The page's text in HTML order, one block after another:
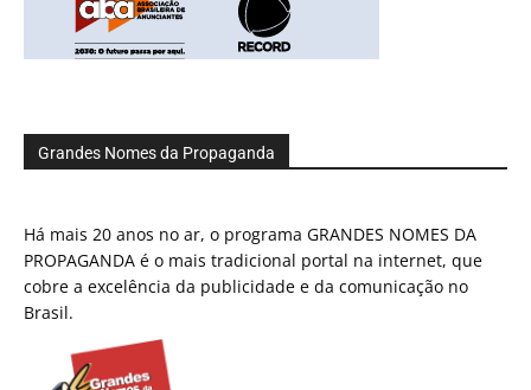
Grandes Nomes da Propaganda
Há mais 20 anos no ar, o programa GRANDES NOMES DA
PROPAGANDA é o mais tradicional portal na internet, que
cobre a excelência da publicidade e da comunicação no
Brasil.